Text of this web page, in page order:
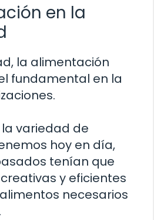
en la
la alimentación
fundamental en la
variedad de
hoy en día,
tenían que
y eficientes
necesarios